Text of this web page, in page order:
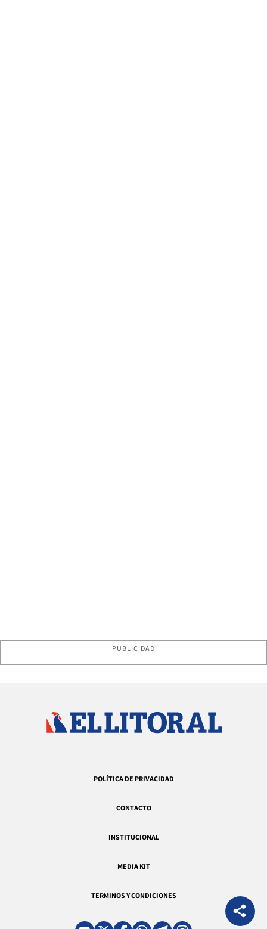
PUBLICIDAD
POLÍTICA DE PRIVACIDAD
CONTACTO
INSTITUCIONAL
MEDIA KIT
TERMINOS Y CONDICIONES